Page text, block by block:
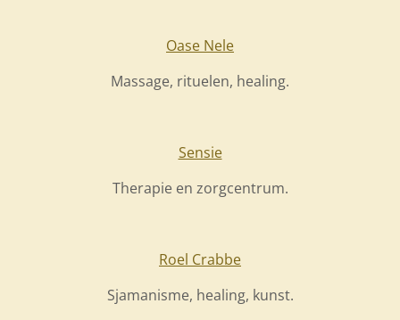
Oase Nele
Massage, rituelen, healing.
Sensie
Therapie en zorgcentrum.
Roel Crabbe
Sjamanisme, healing, kunst.